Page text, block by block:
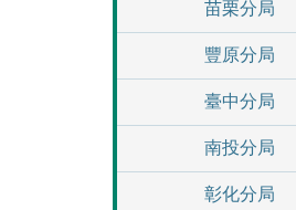
苗栗分局
豐原分局
臺中分局
南投分局
彰化分局